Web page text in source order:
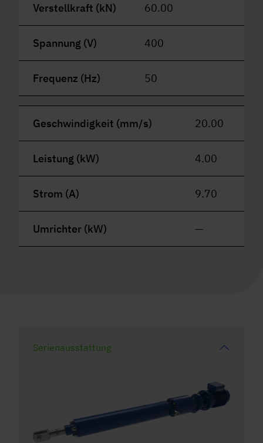
Verstellkraft (kN) 60.00
Spannung (V) 400
Frequenz (Hz) 50
Geschwindigkeit (mm/s) 20.00
Leistung (kW) 4.00
Strom (A) 9.70
Umrichter (kW) —
Serienausstattung